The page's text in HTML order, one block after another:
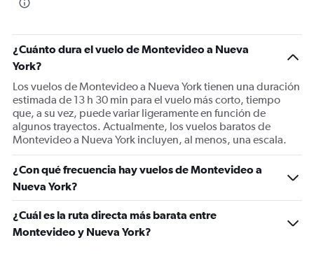
¿Cuánto dura el vuelo de Montevideo a Nueva
York?
Los vuelos de Montevideo a Nueva York tienen una duración
estimada de 13 h 30 min para el vuelo más corto, tiempo
que, a su vez, puede variar ligeramente en función de
algunos trayectos. Actualmente, los vuelos baratos de
Montevideo a Nueva York incluyen, al menos, una escala.
¿Con qué frecuencia hay vuelos de Montevideo a
Nueva York?
¿Cuál es la ruta directa más barata entre
Montevideo y Nueva York?